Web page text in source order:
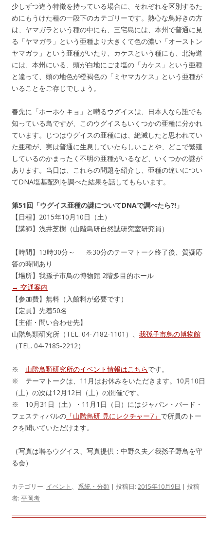
少しずつ違う特徴を持っている場合に、それぞれを区別するた
めにもうけた種の一段下のカテゴリーです。熱心な鳥好きの方
は、ヤマガラという種の中にも、三宅島には、本州で普通に見
る「ヤマガラ」という亜種より大きくて色の濃い「オーストン
ヤマガラ」という亜種がいたり、カケスという種にも、北海道
には、本州にいる、頭が白地にごま塩の「カケス」という亜種
と違って、頭の地色が橙褐色の「ミヤマカケス」という亜種が
いることをご存じでしょう。
春先に「ホーホケキョ」と囀るウグイスは、日本人なら誰でも
知っている鳥ですが、このウグイスもいくつかの亜種に分かれ
ています。じつはウグイスの亜種には、絶滅したと思われてい
た亜種が、実は普通に生息していたらしいことや、どこで繁殖
しているのかまったく不明の亜種がいるなど、いくつかの謎が
あります。当日は、これらの問題を紹介し、亜種の違いについ
てDNA塩基配列を調べた結果を話してもらいます。
第51回「ウグイス亜種の謎についてDNAで調べたら?!」
【日程】2015年10月10日（土）
【講師】浅井芝樹（山階鳥研自然誌研究室研究員）
【時間】13時30分～ ※30分のテーマトーク終了後、質疑応
答の時間あり
【場所】我孫子市鳥の博物館 2階多目的ホール
→ 交通案内
【参加費】無料（入館料が必要です）
【定員】先着50名
【主催・問い合わせ先】
山階鳥類研究所（TEL. 04-7182-1101）、 我孫子市鳥の博物館
（TEL. 04-7185-2212）
※ 山階鳥類研究所のイベント情報はこちらです。
※ テーマトークは、11月はお休みをいただきます。10月10日
（土）の次は12月12日（土）の開催です。
※ 10月31日（土）・11月1日（日）にはジャパン・バード・
フェスティバルの 「山階鳥研 見にレクチャー7」 で所員のトー
クを聞いていただけます。
（写真は囀るウグイス、写真提供：中野久夫／我孫子野鳥を守
る会）
カテゴリー: イベント 、 系統・分類 | 投稿日: 2015年10月9日 | 投稿
者: 平岡考